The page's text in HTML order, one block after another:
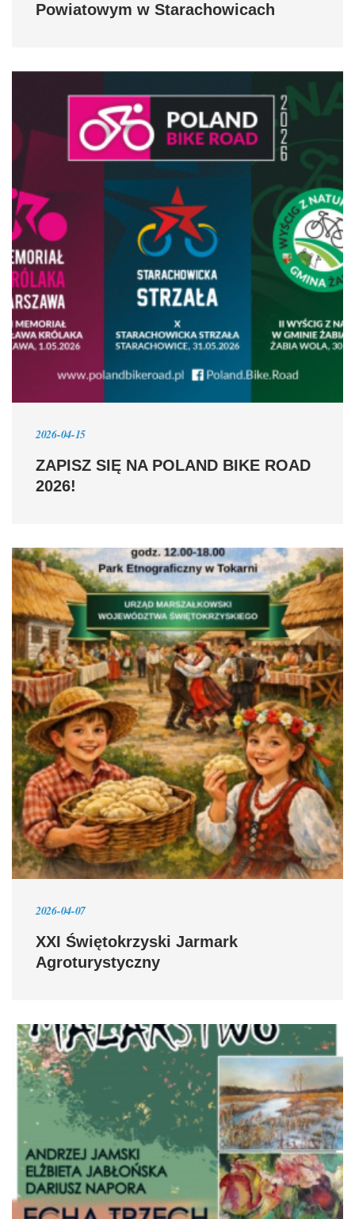
Powiatowym w Starachowicach
2026-04-15
ZAPISZ SIĘ NA POLAND BIKE ROAD
2026!
2026-04-07
XXI Świętokrzyski Jarmark
Agroturystyczny